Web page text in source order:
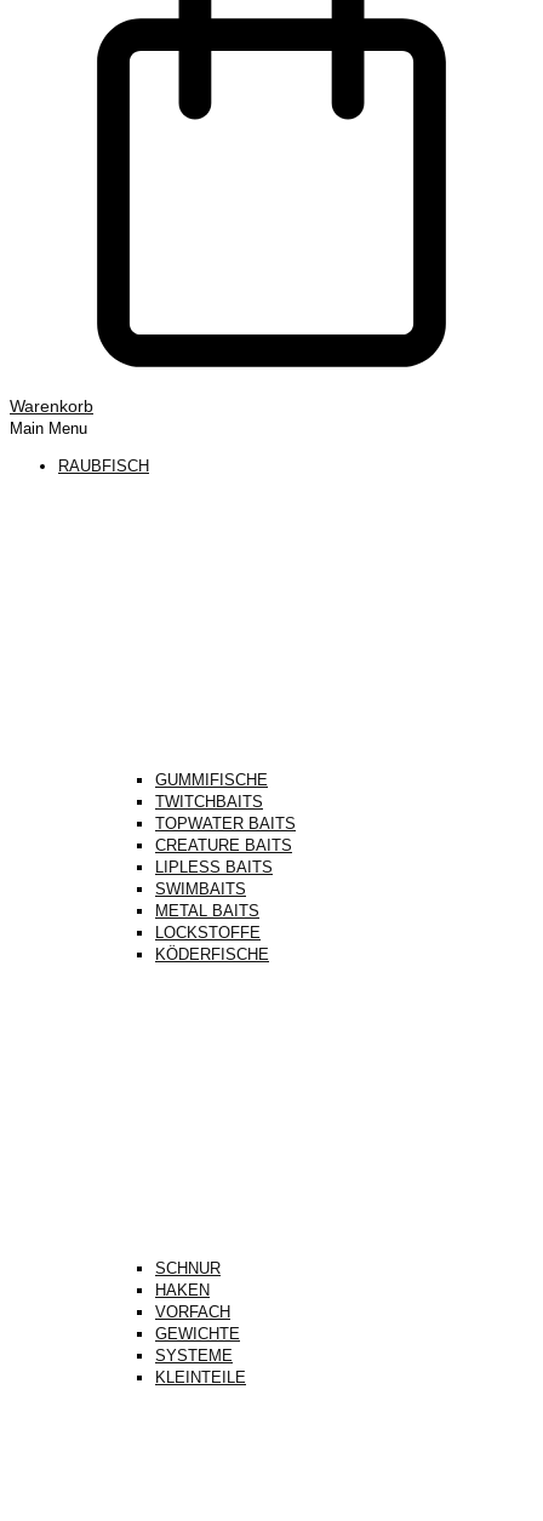
Warenkorb
Main Menu
RAUBFISCH
GUMMIFISCHE
TWITCHBAITS
TOPWATER BAITS
CREATURE BAITS
LIPLESS BAITS
SWIMBAITS
METAL BAITS
LOCKSTOFFE
KÖDERFISCHE
SCHNUR
HAKEN
VORFACH
GEWICHTE
SYSTEME
KLEINTEILE